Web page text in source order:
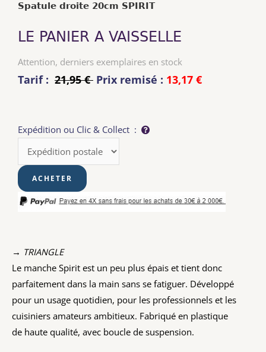
Spatule droite 20cm SPIRIT
LE PANIER A VAISSELLE
Attention, derniers exemplaires en stock
Tarif : 21,95 € Prix remisé : 13,17 €
Expédition ou Clic & Collect :
→ TRIANGLE
Le manche Spirit est un peu plus épais et tient donc
parfaitement dans la main sans se fatiguer. Développé
pour un usage quotidien, pour les professionnels et les
cuisiniers amateurs ambitieux. Fabriqué en plastique
de haute qualité, avec boucle de suspension.